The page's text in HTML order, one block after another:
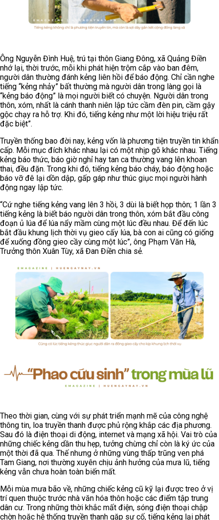
Ông Nguyễn Đình Huệ, trú tại thôn Giang Đông, xã Quảng Điền
nhớ lại, thời trước, mỗi khi phát hiện trộm cắp vào ban đêm,
người dân thường đánh kẻng liên hồi để báo động. Chỉ cần nghe
tiếng “kẻng nhảy” bất thường mà người dân trong làng gọi là
“kẻng báo động” là mọi người biết có chuyện. Người dân trong
thôn, xóm, nhất là cánh thanh niên lập tức cầm đèn pin, cầm gậy
gộc chạy ra hỗ trợ. Khi đó, tiếng kẻng như một lời hiệu triệu rất
đặc biệt”.
Truyền thống bao đời nay, kẻng vốn là phương tiện truyền tin khẩn
cấp. Mỗi mục đích khác nhau lại có một nhịp gõ khác nhau. Tiếng
kẻng báo thức, báo giờ nghỉ hay tan ca thường vang lên khoan
thai, đều đặn. Trong khi đó, tiếng kẻng báo cháy, báo động hoặc
báo vỡ đê lại dồn dập, gấp gáp như thúc giục mọi người hành
động ngay lập tức.
“Cứ nghe tiếng kẻng vang lên 3 hồi, 3 dùi là biết họp thôn; 1 lần 3
tiếng kẻng là biết báo người dân trong thôn, xóm bắt đầu công
đoạn ủ lúa để lúa nẩy mầm cùng một lúc đều nhau. Để đến lúc
bắt đầu khung lịch thời vụ gieo cấy lúa, bà con ai cũng có giống
để xuống đồng gieo cầy cùng một lúc”, ông Phạm Văn Hà,
Trưởng thôn Xuân Tùy, xã Đan Điền chia sẻ.
Theo thời gian, cùng với sự phát triển mạnh mẽ của công nghệ
thông tin, loa truyền thanh được phủ rộng khắp các địa phương.
Sau đó là điện thoại di động, internet và mạng xã hội. Vai trò của
những chiếc kẻng dần thu hẹp, tưởng chừng chỉ còn là ký ức của
một thời đã qua. Thế nhưng ở những vùng thấp trũng ven phá
Tam Giang, nơi thường xuyên chịu ảnh hưởng của mưa lũ, tiếng
kẻng vẫn chưa hoàn toàn biến mất.
Mỗi mùa mưa bão về, những chiếc kẻng cũ kỹ lại được treo ở vị
trí quen thuộc trước nhà văn hóa thôn hoặc các điểm tập trung
dân cư. Trong những thời khắc mất điện, sóng điện thoại chập
chờn hoặc hệ thống truyền thanh gặp sự cố, tiếng kẻng lại phát